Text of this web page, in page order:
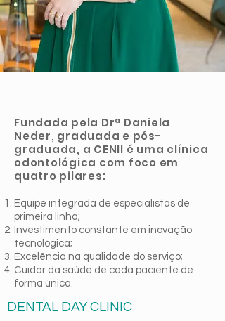
Fundada pela Drª Daniela
Neder, graduada e pós-
graduada, a CENII é uma clínica
odontológica com foco em
quatro pilares:
Equipe integrada de especialistas de
primeira linha;
Investimento constante em inovação
tecnológica;
Excelência na qualidade do serviço;
Cuidar da saúde de cada paciente de
forma única.​
DENTAL DAY CLINIC